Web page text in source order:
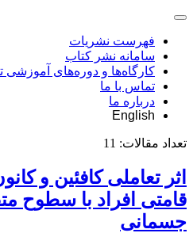
فهرست نشریات
سامانه نشر کتاب
کارگاه‌ها و دوره‌های
تماس با ما
درباره ما
English
تعداد مقالات: 11
اثر تعاملی کافئین و
قامتی افراد با سطوح
جسمانی